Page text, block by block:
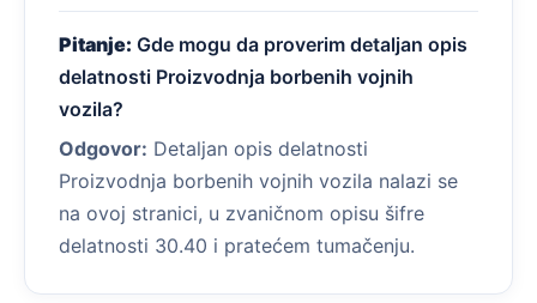
Pitanje: Gde mogu da proverim detaljan opis
delatnosti Proizvodnja borbenih vojnih
vozila?
Odgovor: Detaljan opis delatnosti
Proizvodnja borbenih vojnih vozila nalazi se
na ovoj stranici, u zvaničnom opisu šifre
delatnosti 30.40 i pratećem tumačenju.